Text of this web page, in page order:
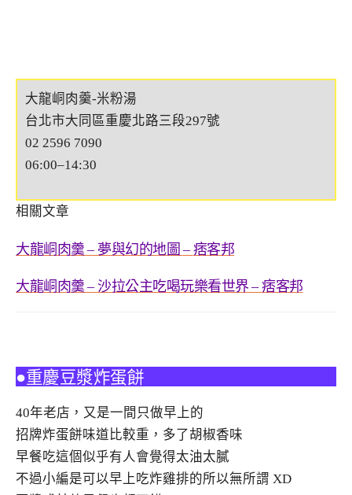
大龍峒肉羹-米粉湯
台北市大同區重慶北路三段297號
02 2596 7090
06:00–14:30
相關文章
大龍峒肉羹– 夢與幻的地圖–痞客邦
大龍峒肉羹– 沙拉公主吃喝玩樂看世界–痞客邦
●重慶豆漿炸蛋餅
40年老店，又是一間只做早上的
招牌炸蛋餅味道比較重，多了胡椒香味
早餐吃這個似乎有人會覺得太油太膩
不過小編是可以早上吃炸雞排的所以無所謂 XD